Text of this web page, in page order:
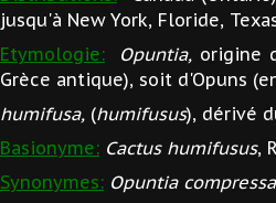
jusqu'à New York, Floride,
Etymologie:
Opuntia, origine
Grèce antique), soit d'Opuns
humifusa, (humifusus), dérivé
Basionyme: Cactus humifusus,
Synonymes: Opuntia compressa